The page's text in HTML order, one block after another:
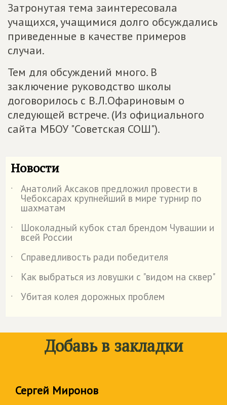
Затронутая тема заинтересовала
учащихся, учащимися долго обсуждались
приведенные в качестве примеров
случаи.
Тем для обсуждений много. В
заключение руководство школы
договорилось с В.Л.Офариновым о
следующей встрече. (Из официального
сайта МБОУ "Советская СОШ").
Новости
˙ Анатолий Аксаков предложил провести в
Чебоксарах крупнейший в мире турнир по
шахматам
˙
Шоколадный кубок стал брендом Чувашии и
всей России
˙
Справедливость ради победителя
˙
Как выбраться из ловушки с "видом на сквер"
˙
Убитая колея дорожных проблем
Добавь в закладки
Сергей Миронов